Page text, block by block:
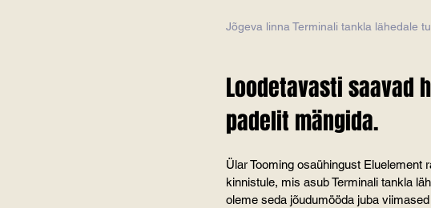
Jõgeva linna Terminali tankla lähedale
Loodetavasti saavad
padelit mängida.
Ülar Tooming osaühingust Eluelement
kinnistule, mis asub Terminali tankla
oleme seda jõudumööda juba